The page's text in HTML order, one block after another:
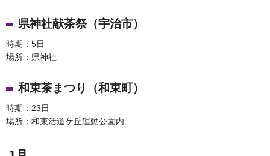
県神社献茶祭（宇治市）
時期：5日
場所：県神社
和束茶まつり（和束町）
時期：23日
場所：和束活道ケ丘運動公園内